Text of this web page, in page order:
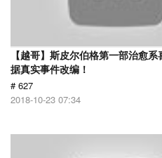
【越哥】斯皮尔伯格第一部治愈
据真实事件改编！
# 627
2018-10-23 07:34